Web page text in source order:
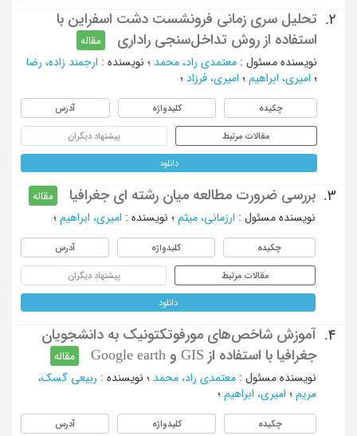
2.
تحلیل سری زمانی فرونشست دشت اسفراین با
استفاده از روش تداخل‌سنجی راداری
مقاله
نویسنده مسئول : معتمدی راد، محمد ؛ نویسنده : ارجمند زاده، رضا
؛ امیری، ابراهیم ؛ امیری، فرزاد ؛
چکیده کلیدواژه آدرس
مقالات مرتبط پیشنهاد دیگران
دانلود
3. بررسی ضرورت مطالعه میان رشته ای جغرافیا
مقاله
نویسنده مسئول : ارزمانی، میثم ؛ نویسنده : امیری، ابراهیم ؛
چکیده کلیدواژه آدرس
مقالات مرتبط پیشنهاد دیگران
دانلود
4.
آموزش شاخص‌های مورفوتکتونیک به دانشجویان
جغرافیا با استفاده از GIS و Google earth
مقاله
نویسنده مسئول : معتمدی راد، محمد ؛ نویسنده : ربیعی گسک،
مریم ؛ امیری، ابراهیم ؛
چکیده کلیدواژه آدرس